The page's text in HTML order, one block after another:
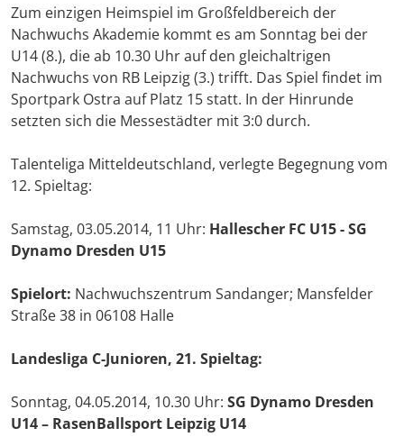
Zum einzigen Heimspiel im Großfeldbereich der
Nachwuchs Akademie kommt es am Sonntag bei der
U14 (8.), die ab 10.30 Uhr auf den gleichaltrigen
Nachwuchs von RB Leipzig (3.) trifft. Das Spiel findet im
Sportpark Ostra auf Platz 15 statt. In der Hinrunde
setzten sich die Messestädter mit 3:0 durch.
Talenteliga Mitteldeutschland, verlegte Begegnung vom
12. Spieltag:
Samstag, 03.05.2014, 11 Uhr: Hallescher FC U15 - SG
Dynamo Dresden U15
Spielort: Nachwuchszentrum Sandanger; Mansfelder
Straße 38 in 06108 Halle
Landesliga C-Junioren, 21. Spieltag:
Sonntag, 04.05.2014, 10.30 Uhr: SG Dynamo Dresden
U14 – RasenBallsport Leipzig U14